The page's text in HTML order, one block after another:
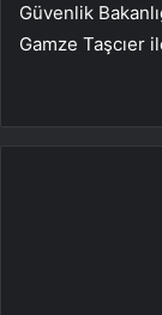
Güvenlik
Gamze Taşcıer